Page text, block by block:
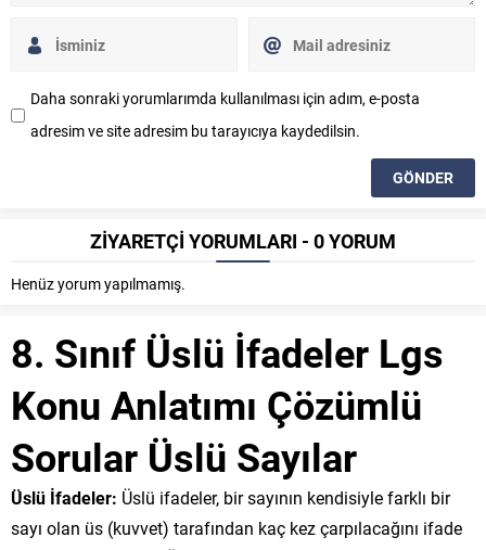
Daha sonraki yorumlarımda kullanılması için adım, e-posta
adresim ve site adresim bu tarayıcıya kaydedilsin.
ZİYARETÇİ YORUMLARI - 0 YORUM
Henüz yorum yapılmamış.
8. Sınıf Üslü İfadeler Lgs
Konu Anlatımı Çözümlü
Sorular Üslü Sayılar
Üslü İfadeler: Üslü ifadeler, bir sayının kendisiyle farklı bir
sayı olan üs (kuvvet) tarafından kaç kez çarpılacağını ifade